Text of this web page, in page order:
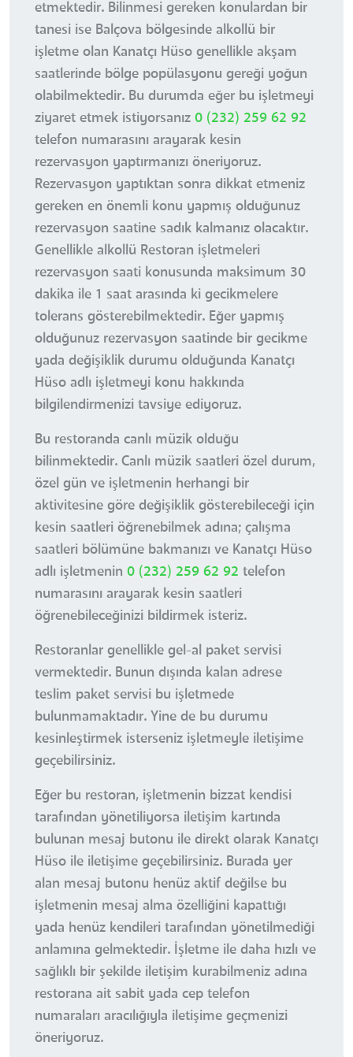
etmektedir. Bilinmesi gereken konulardan bir
tanesi ise Balçova bölgesinde alkollü bir
işletme olan Kanatçı Hüso genellikle akşam
saatlerinde bölge popülasyonu gereği yoğun
olabilmektedir. Bu durumda eğer bu işletmeyi
ziyaret etmek istiyorsanız 0 (232) 259 62 92
telefon numarasını arayarak kesin
rezervasyon yaptırmanızı öneriyoruz.
Rezervasyon yaptıktan sonra dikkat etmeniz
gereken en önemli konu yapmış olduğunuz
rezervasyon saatine sadık kalmanız olacaktır.
Genellikle alkollü Restoran işletmeleri
rezervasyon saati konusunda maksimum 30
dakika ile 1 saat arasında ki gecikmelere
tolerans gösterebilmektedir. Eğer yapmış
olduğunuz rezervasyon saatinde bir gecikme
yada değişiklik durumu olduğunda Kanatçı
Hüso adlı işletmeyi konu hakkında
bilgilendirmenizi tavsiye ediyoruz.
Bu restoranda canlı müzik olduğu
bilinmektedir. Canlı müzik saatleri özel durum,
özel gün ve işletmenin herhangi bir
aktivitesine göre değişiklik gösterebileceği için
kesin saatleri öğrenebilmek adına; çalışma
saatleri bölümüne bakmanızı ve Kanatçı Hüso
adlı işletmenin 0 (232) 259 62 92 telefon
numarasını arayarak kesin saatleri
öğrenebileceğinizi bildirmek isteriz.
Restoranlar genellikle gel-al paket servisi
vermektedir. Bunun dışında kalan adrese
teslim paket servisi bu işletmede
bulunmamaktadır. Yine de bu durumu
kesinleştirmek isterseniz işletmeyle iletişime
geçebilirsiniz.
Eğer bu restoran, işletmenin bizzat kendisi
tarafından yönetiliyorsa iletişim kartında
bulunan mesaj butonu ile direkt olarak Kanatçı
Hüso ile iletişime geçebilirsiniz. Burada yer
alan mesaj butonu henüz aktif değilse bu
işletmenin mesaj alma özelliğini kapattığı
yada henüz kendileri tarafından yönetilmediği
anlamına gelmektedir. İşletme ile daha hızlı ve
sağlıklı bir şekilde iletişim kurabilmeniz adına
restorana ait sabit yada cep telefon
numaraları aracılığıyla iletişime geçmenizi
öneriyoruz.